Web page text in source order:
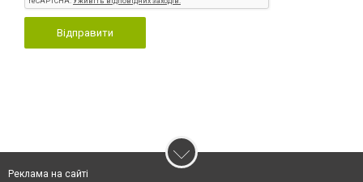
Відправити
Реклама на сайті